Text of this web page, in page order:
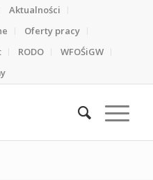
Aktualności
Oferty pracy
RODO
WFOŚiGW